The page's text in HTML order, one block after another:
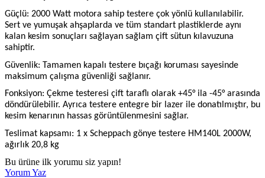
Güçlü: 2000 Watt motora sahip testere çok yönlü kullanılabilir.
Sert ve yumuşak ahşaplarda ve tüm standart plastiklerde aynı
kalan kesim sonuçları sağlayan sağlam çift sütun kılavuzuna
sahiptir.
Güvenlik: Tamamen kapalı testere bıçağı koruması sayesinde
maksimum çalışma güvenliği sağlanır.
Fonksiyon: Çekme testeresi çift taraflı olarak +45° ila -45° arasında
döndürülebilir. Ayrıca testere entegre bir lazer ile donatılmıştır, bu
kesim kenarının hassas görüntülenmesini sağlar.
Teslimat kapsamı: 1 x Scheppach gönye testere HM140L 2000W,
ağırlık 20,8 kg
Bu ürüne ilk yorumu siz yapın!
Yorum Yaz